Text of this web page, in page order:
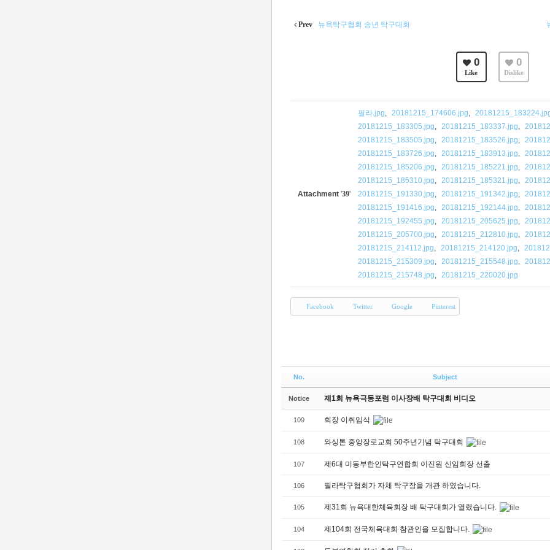
Prev 뉴욕탁구협회 송년 탁구대회
0
Like
0
Dislike
Attachment '39'
필라.jpg, 20181215_174606.jpg,
20181215_183305.jpg, 20181215_183337.jpg,
20181215_183505.jpg, 20181215_183526.jpg,
20181215_183726.jpg, 20181215_183913.jpg,
20181215_185206.jpg, 20181215_185221.jpg,
20181215_185310.jpg, 20181215_185321.jpg,
20181215_191330.jpg, 20181215_191342.jpg,
20181215_191416.jpg, 20181215_192144.jpg,
20181215_192455.jpg, 20181215_205625.jpg,
20181215_205700.jpg, 20181215_212810.jpg,
20181215_214112.jpg, 20181215_214120.jpg,
20181215_215309.jpg, 20181215_215548.jpg,
20181215_215748.jpg, 20181215_220020.jpg
Facebook Twitter Google Pinterest
No. Subject
Notice 제1회 뉴욕극동포럼 이사장배 탁구대회 비디오
109 회장 이취임식
108 와싱톤 중앙장로교회 50주년기념 탁구대회
107 제6대 미동부한인탁구연합회 이진원 신임회장 선출
106 필라탁구협회가 자체 탁구장을 개관 하였습니다.
105 제31회 뉴욕대한체육회장 배 탁구대회가 열렸습니다.
104 제104회 전국체육대회 참관인을 모집합니다.